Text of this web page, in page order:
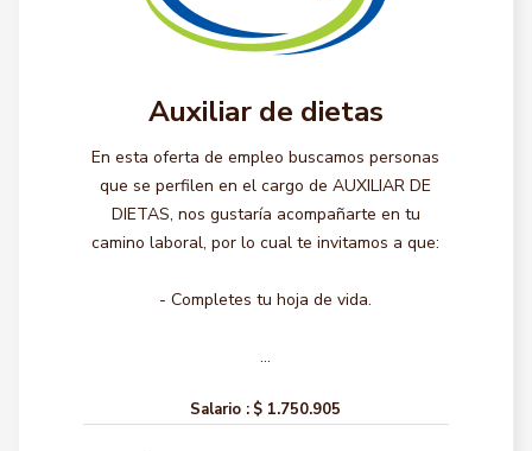
Auxiliar de dietas
En esta oferta de empleo buscamos personas
que se perfilen en el cargo de AUXILIAR DE
DIETAS, nos gustaría acompañarte en tu
camino laboral, por lo cual te invitamos a que:
- Completes tu hoja de vida.
...
Salario : $ 1.750.905